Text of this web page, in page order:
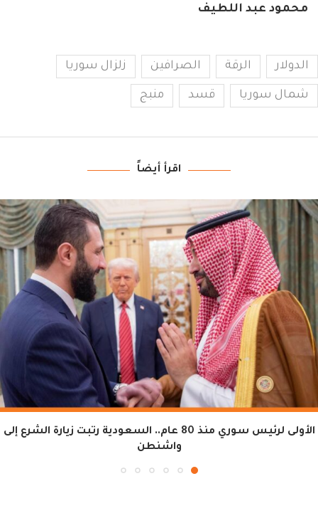
محمود عبد اللطيف
الدولار الرقة الصرافين زلزال سوريا
شمال سوريا قسد منبج
اقرأ أيضاً
الأولى لرئيس سوري منذ 80 عام.. السعودية رتبت زيارة الشرع إلى
واشنطن